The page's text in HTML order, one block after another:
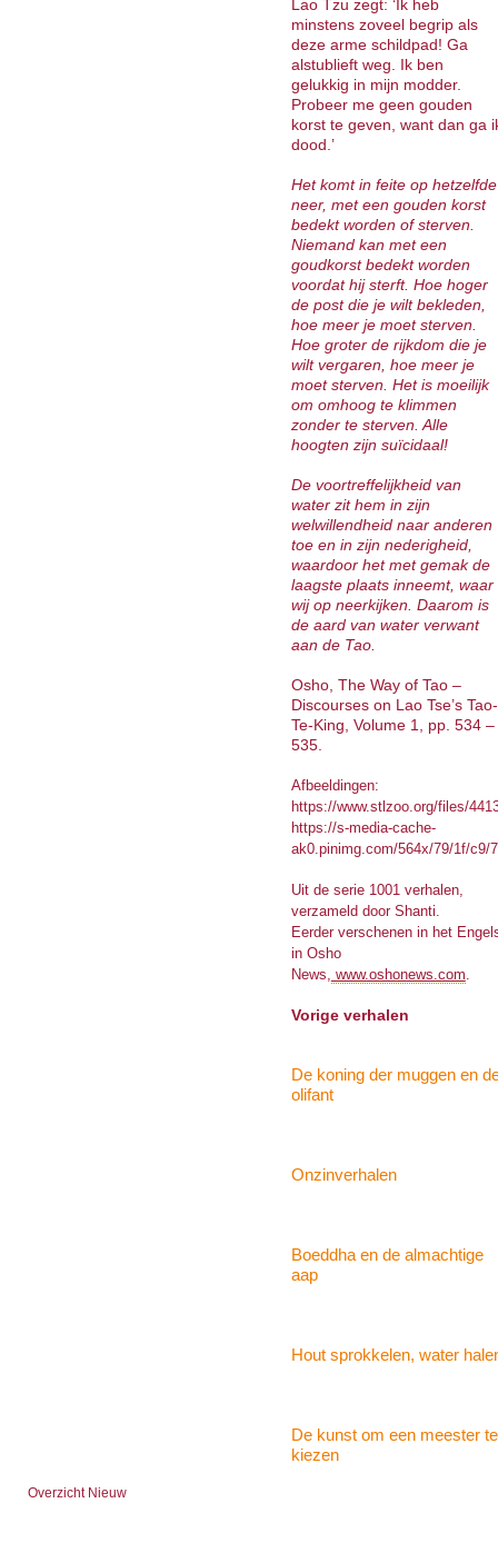
Lao Tzu zegt: ‘Ik heb
minstens zoveel begrip als
deze arme schildpad! Ga
alstublieft weg. Ik ben
gelukkig in mijn modder.
Probeer me geen gouden
korst te geven, want dan ga
dood.’
Het komt in feite op hetzelfde
neer, met een gouden korst
bedekt worden of sterven.
Niemand kan met een
goudkorst bedekt worden
voordat hij sterft. Hoe hoger
de post die je wilt bekleden,
hoe meer je moet sterven.
Hoe groter de rijkdom die je
wilt vergaren, hoe meer je
moet sterven. Het is moeilijk
om omhoog te klimmen
zonder te sterven. Alle
hoogten zijn suïcidaal!
De voortreffelijkheid van
water zit hem in zijn
welwillendheid naar anderen
toe en in zijn nederigheid,
waardoor het met gemak de
laagste plaats inneemt, waar
wij op neerkijken. Daarom is
de aard van water verwant
aan de Tao.
Osho, The Way of Tao –
Discourses on Lao Tse’s Tao-
Te-King, Volume 1, pp. 534 –
535.
Afbeeldingen:
https://www.stlzoo.org/files/
https://s-media-cache-
ak0.pinimg.com/564x/79/1f/c9/
Uit de serie 1001 verhalen,
verzameld door Shanti.
Eerder verschenen in het
in Osho
News, www.oshonews.com.
Vorige verhalen
De koning der muggen en
olifant
Onzinverhalen
Boeddha en de almachtige
aap
Hout sprokkelen, water
De kunst om een meester te
kiezen
Overzicht Nieuw